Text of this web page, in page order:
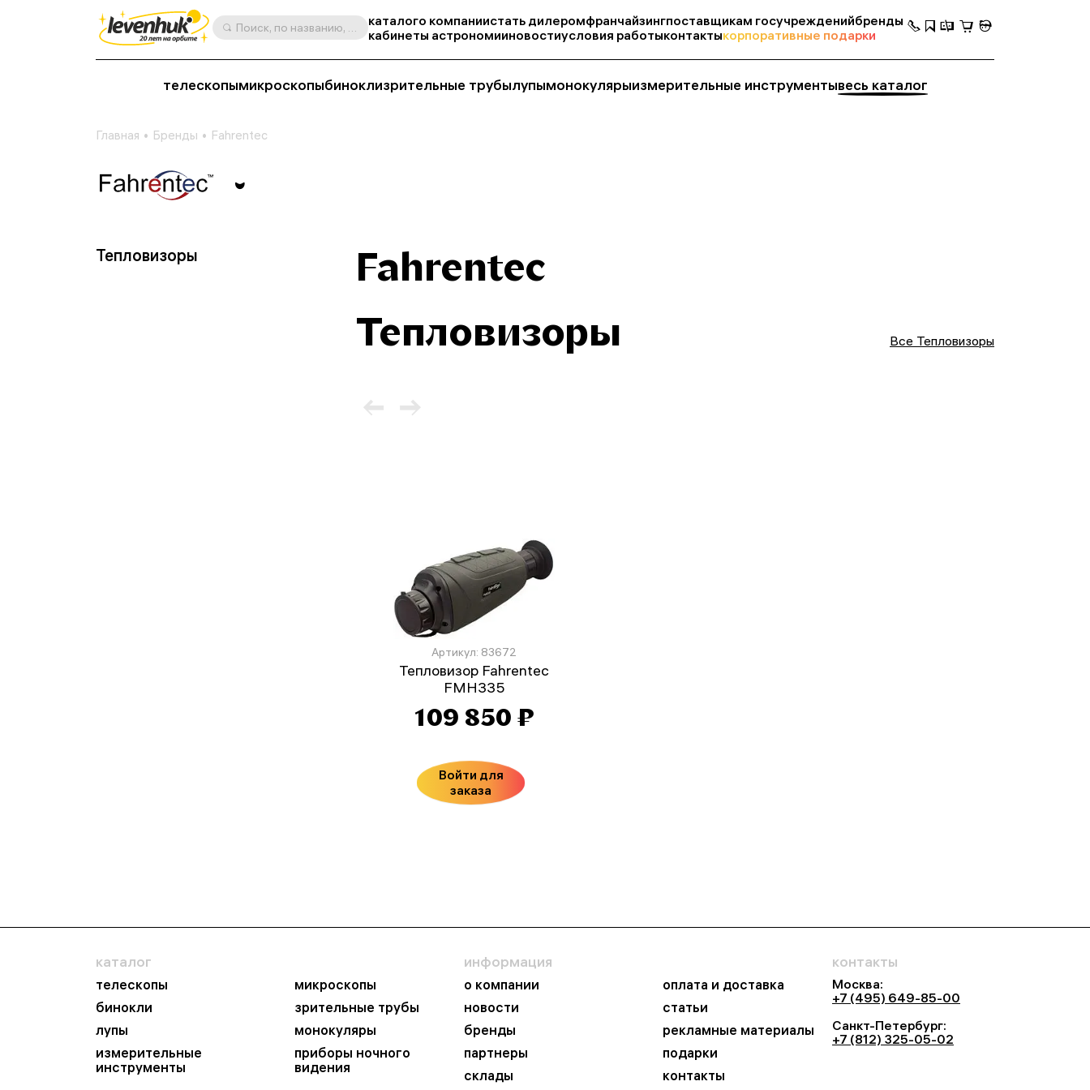
Поиск, по названию, артикулу, категории и др. каталого компаниистать дилеромфранчайзингпоставщикам госучрежденийбренды
кабинеты астрономииновостиусловия работыконтактыкорпоративные подарки
телескопымикроскопыбиноклизрительные трубылупымонокулярыизмерительные инструментывесь каталог
Главная Бренды Fahrentec
Тепловизоры
Fahrentec
Тепловизоры
Все Тепловизоры
Артикул: 83672
Тепловизор Fahrentec
FMH335
109 850 ₽
Войти для
заказа
каталог
телескопы
микроскопы
бинокли
зрительные трубы
лупы
монокуляры
измерительные
инструменты
приборы ночного
видения
информация
о компании
оплата и доставка
новости
статьи
бренды
рекламные материалы
партнеры
подарки
склады
контакты
контакты
Москва:
+7 (495) 649-85-00
Санкт-Петербург:
+7 (812) 325-05-02